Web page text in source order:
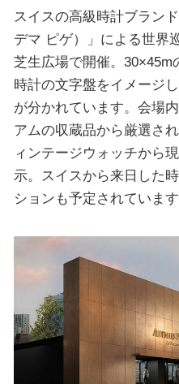
スイスの高級時計ブラン
デマ ピゲ）」による世界
芝生広場で開催。30×45m
時計の文字盤をイメージ
が分かれています。会場
アムの収蔵品から厳選さ
ィンテージウォッチから
示。スイスから来日した
ションも予定されています